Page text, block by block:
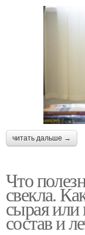
читать дальше →
Что
свекла.
сырая или
состав и